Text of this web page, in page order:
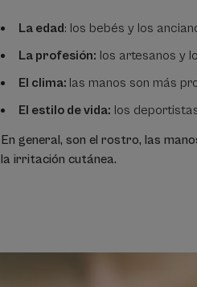
La edad: los bebés y los
La profesión: los artesanos y
El clima: las manos son más
El estilo de vida: los
En general, son el rostro, las
la irritación cutánea.